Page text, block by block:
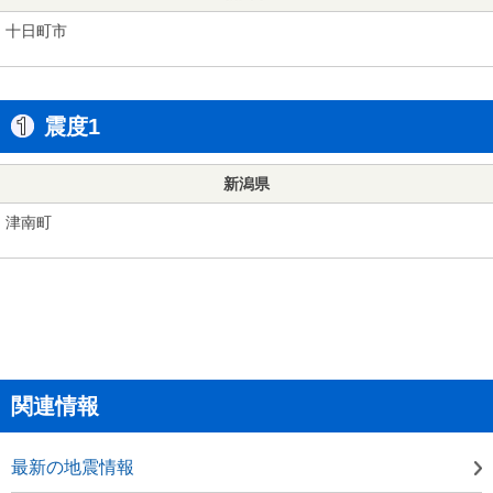
十日町市
震度1
新潟県
津南町
関連情報
最新の地震情報